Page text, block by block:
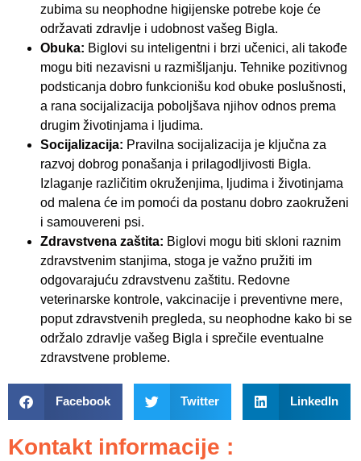
zubima su neophodne higijenske potrebe koje će
održavati zdravlje i udobnost vašeg Bigla.
Obuka: Biglovi su inteligentni i brzi učenici, ali takođe
mogu biti nezavisni u razmišljanju. Tehnike pozitivnog
podsticanja dobro funkcionišu kod obuke poslušnosti,
a rana socijalizacija poboljšava njihov odnos prema
drugim životinjama i ljudima.
Socijalizacija: Pravilna socijalizacija je ključna za
razvoj dobrog ponašanja i prilagodljivosti Bigla.
Izlaganje različitim okruženjima, ljudima i životinjama
od malena će im pomoći da postanu dobro zaokruženi
i samouvereni psi.
Zdravstvena zaštita: Biglovi mogu biti skloni raznim
zdravstvenim stanjima, stoga je važno pružiti im
odgovarajuću zdravstvenu zaštitu. Redovne
veterinarske kontrole, vakcinacije i preventivne mere,
poput zdravstvenih pregleda, su neophodne kako bi se
održalo zdravlje vašeg Bigla i sprečile eventualne
zdravstvene probleme.
Facebook Twitter LinkedIn
Kontakt informacije :